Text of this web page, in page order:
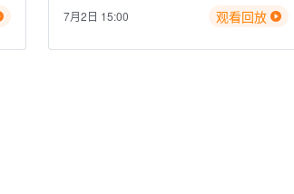
7月2日 15:00 观看回放